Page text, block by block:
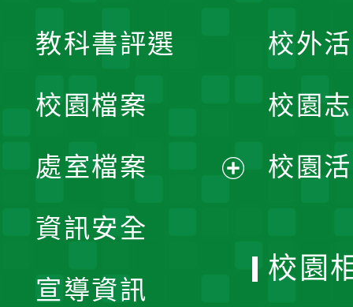
單
教科書評選
校園檔案
處室檔案
資訊安全
宣導資訊
校外
校園
校園
校園